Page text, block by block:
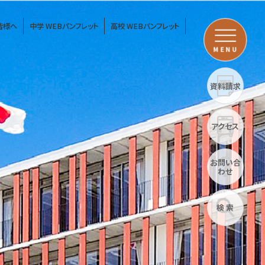
様へ 中学 WEBパンフレット 高校 WEBパンフレット
MENU
資料請求
アクセス
お問い合
わせ
検 索